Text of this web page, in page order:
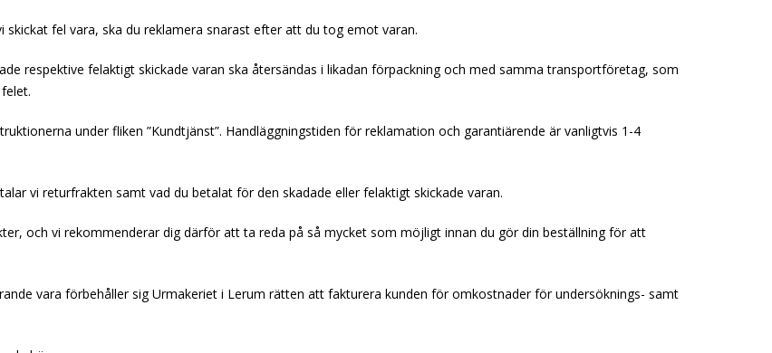
fel vara, ska du reklamera snarast efter att du tog emot varan.
respektive felaktigt skickade varan ska återsändas i likadan förpackning och med samma transportföretag, som
under fliken ”Kundtjänst”. Handläggningstiden för reklamation och garantiärende är vanligtvis 1-4
vi returfrakten samt vad du betalat för den skadade eller felaktigt skickade varan.
och vi rekommenderar dig därför att ta reda på så mycket som möjligt innan du gör din beställning för att
vara förbehåller sig Urmakeriet i Lerum rätten att fakturera kunden för omkostnader för undersöknings- samt